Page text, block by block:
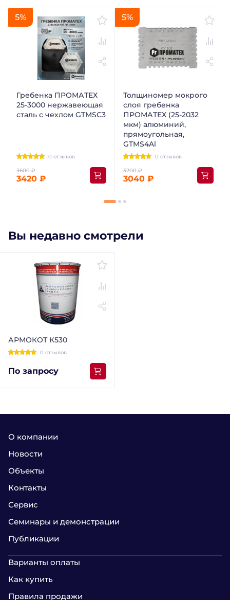
5%
Гребенка ПРОМАТЕХ
25-3000 нержавеющая
сталь с чехлом GTMSC3
0 отзывов
3420 ₽
5%
Толщиномер мокрого
слоя гребенка
ПРОМАТЕХ (25-2032
мкм) алюминий,
прямоугольная,
GTMS4Al
0 отзывов
3040 ₽
Вы недавно смотрели
АРМОКОТ К530
0 отзывов
По запросу
О компании
Новости
Объекты
Контакты
Сервис
Семинары и демонстрации
Публикации
Варианты оплаты
Как купить
Правила продажи